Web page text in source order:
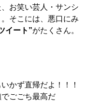
お笑い芸人・サンシ
そこには、悪口にみ
イート”がたくさん。
かず直帰だよ！！！
ごごち最高だ